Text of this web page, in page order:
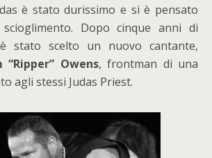
è stato durissimo e si è pensato
Dopo cinque anni di
stato scelto un nuovo cantante,
“Ripper” Owens, frontman di una
agli stessi Judas Priest.